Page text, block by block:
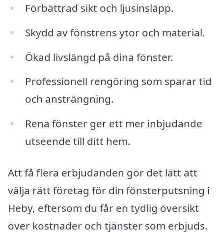
Förbättrad sikt och ljusinsläpp.
Skydd av fönstrens ytor och material.
Ökad livslängd på dina fönster.
Professionell rengöring som sparar tid
och ansträngning.
Rena fönster ger ett mer inbjudande
utseende till ditt hem.
Att få flera erbjudanden gör det lätt att
välja rätt företag för din fönsterputsning i
Heby, eftersom du får en tydlig översikt
över kostnader och tjänster som erbjuds.